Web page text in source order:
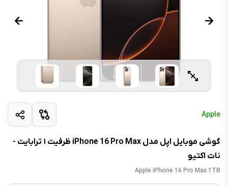
Apple
گوشی موبایل اپل مدل iPhone 16 Pro Max ظرفیت ۱ ترابایت -
نات اکتیو
Apple iPhone 16 Pro Max 1TB